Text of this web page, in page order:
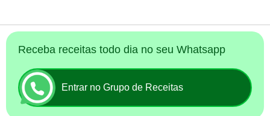
Receba receitas todo dia no seu Whatsapp
Entrar no Grupo de Receitas